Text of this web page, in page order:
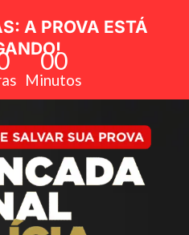
A PROVA ESTÁ
00
Minutos